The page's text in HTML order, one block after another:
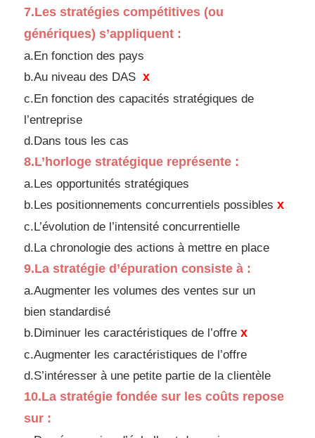
7.Les stratégies compétitives (ou
génériques) s’appliquent :
a.En fonction des pays
b.Au niveau des DAS x
c.En fonction des capacités stratégiques de
l’entreprise
d.Dans tous les cas
8.L’horloge stratégique représente :
a.Les opportunités stratégiques
b.Les positionnements concurrentiels possibles x
c.L’évolution de l’intensité concurrentielle
d.La chronologie des actions à mettre en place
9.La stratégie d’épuration consiste à :
a.Augmenter les volumes des ventes sur un
bien standardisé
b.Diminuer les caractéristiques de l’offre x
c.Augmenter les caractéristiques de l’offre
d.S’intéresser à une petite partie de la clientèle
10.La stratégie fondée sur les coûts repose
sur :